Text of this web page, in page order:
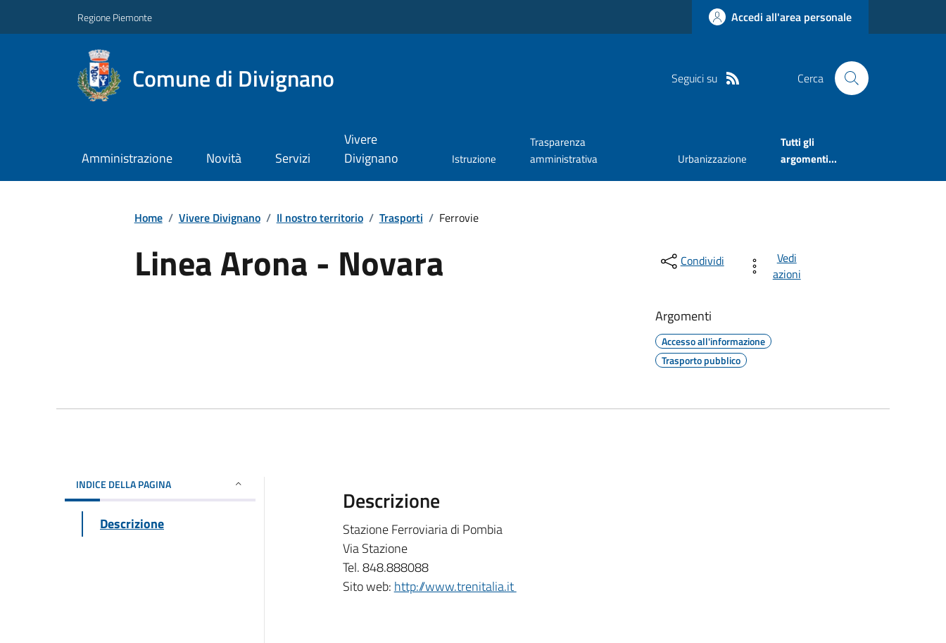
Regione Piemonte Accedi all'area personale
Comune di Divignano Seguici su Cerca
Amministrazione Novità Servizi
Vivere
Divignano
Istruzione
Trasparenza
amministrativa
Urbanizzazione
Tutti gli
argomenti...
Home / Vivere Divignano / Il nostro territorio / Trasporti / Ferrovie
Linea Arona - Novara Condividi
Vedi
azioni
Argomenti
Accesso all'informazione
Trasporto pubblico
INDICE DELLA PAGINA
Descrizione
Descrizione
Stazione Ferroviaria di Pombia
Via Stazione
Tel. 848.888088
Sito web: http://www.trenitalia.it